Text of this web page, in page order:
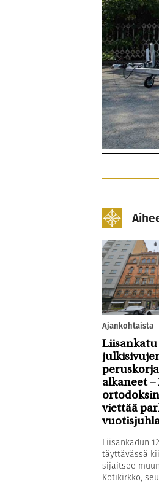
Ajankohtaista
alkaneet –
viettää
Liisankadun
täyttävässä
sijaitsee
Kotikirkko,